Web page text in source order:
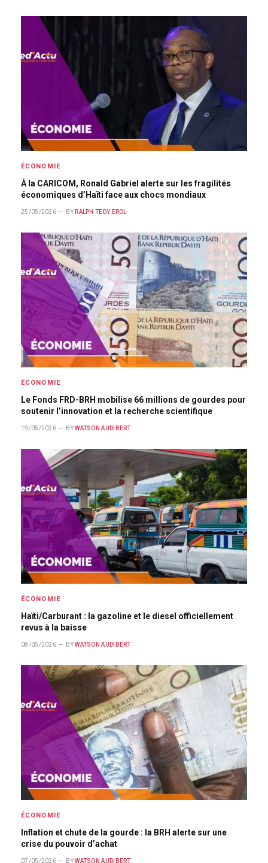
ÉCONOMIE
À la CARICOM, Ronald Gabriel alerte sur les fragilités
économiques d’Haïti face aux chocs mondiaux
25/05/2026 BY RALPH TEDY EROL
ÉCONOMIE
Le Fonds FRD-BRH mobilise 66 millions de gourdes pour
soutenir l’innovation et la recherche scientifique
19/05/2026 BY WATSON AUDIBERT
ÉCONOMIE
Haïti/Carburant : la gazoline et le diesel officiellement
revus à la baisse
08/05/2026 BY WATSON AUDIBERT
ÉCONOMIE
Inflation et chute de la gourde : la BRH alerte sur une
crise du pouvoir d’achat
07/05/2026 BY WATSON AUDIBERT